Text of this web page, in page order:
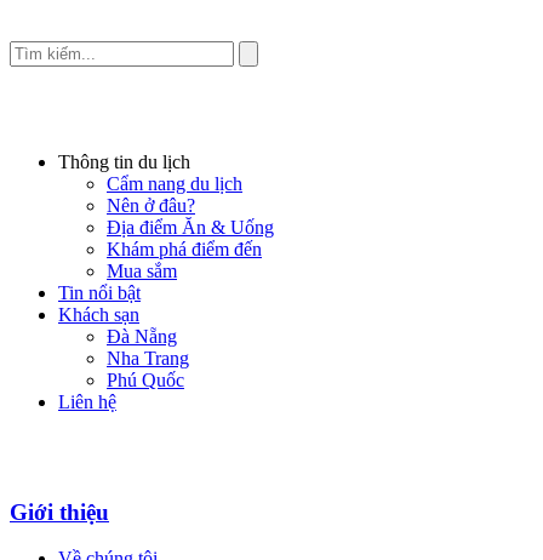
Thông tin du lịch
Cẩm nang du lịch
Nên ở đâu?
Địa điểm Ăn & Uống
Khám phá điểm đến
Mua sắm
Tin nổi bật
Khách sạn
Đà Nẵng
Nha Trang
Phú Quốc
Liên hệ
Giới thiệu